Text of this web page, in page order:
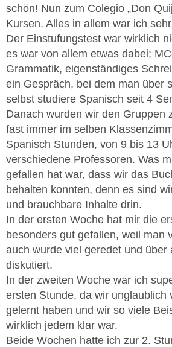
schön! Nun zum Colegio „Don
Kursen. Alles in allem war ich
Der Einstufungstest war wirklich
es war von allem etwas dabei;
Grammatik, eigenständiges
ein Gespräch, bei dem man über
selbst studiere Spanisch seit 4
Danach wurden wir den Gruppen
fast immer im selben
Spanisch Stunden, von 9 bis 13
verschiedene Professoren. Was
gefallen hat war, dass wir das
behalten konnten, denn es sind
und brauchbare Inhalte drin.
In der ersten Woche hat mir die
besonders gut gefallen, weil man
auch wurde viel geredet und über
diskutiert.
In der zweiten Woche war ich
ersten Stunde, da wir unglaublich
gelernt haben und wir so viele
wirklich jedem klar war.
Beide Wochen hatte ich zur 2.